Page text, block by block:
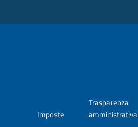
Imposte
Trasparenza
amministrativa